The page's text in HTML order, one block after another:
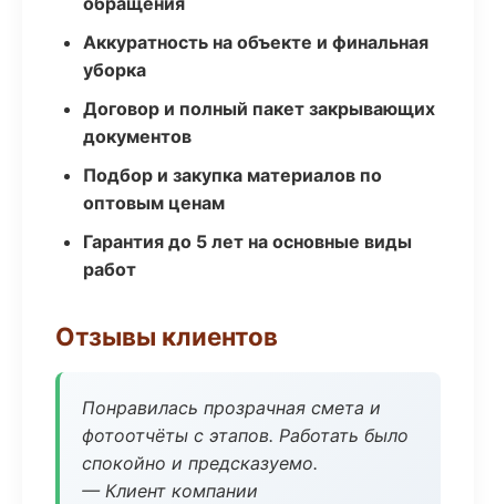
Аккуратность на объекте и финальная
уборка
Договор и полный пакет закрывающих
документов
Подбор и закупка материалов по
оптовым ценам
Гарантия до 5 лет на основные виды
работ
Отзывы клиентов
Понравилась прозрачная смета и
фотоотчёты с этапов. Работать было
спокойно и предсказуемо.
— Клиент компании